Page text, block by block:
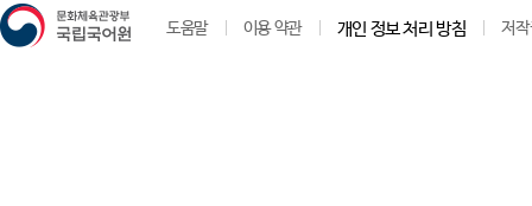
도움말 이용 약관 개인 정보 처리 방침 저